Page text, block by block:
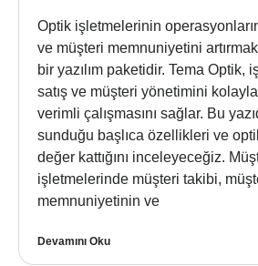
Optik işletmelerinin
ve müşteri memnuniyetini
bir yazılım paketidir. Tema Optik,
satış ve müşteri yönetimini
verimli çalışmasını sağlar. Bu
sunduğu başlıca özellikleri ve
değer kattığını inceleyeceğiz.
işletmelerinde müşteri takibi,
memnuniyetinin ve
Devamını Oku